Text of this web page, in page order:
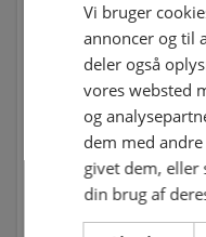
sæsonen, uden
var uden sejr i de første
jævn affære, hvor der
minut sendes bolden
Agger løber frem og
tilbage til Kim Aabech,
hjørne, men Roskildes
Desværre er der ingen
Vi bruger
annoncer og til
deler også
vores websted
og
dem med
givet dem, eller
din brug af